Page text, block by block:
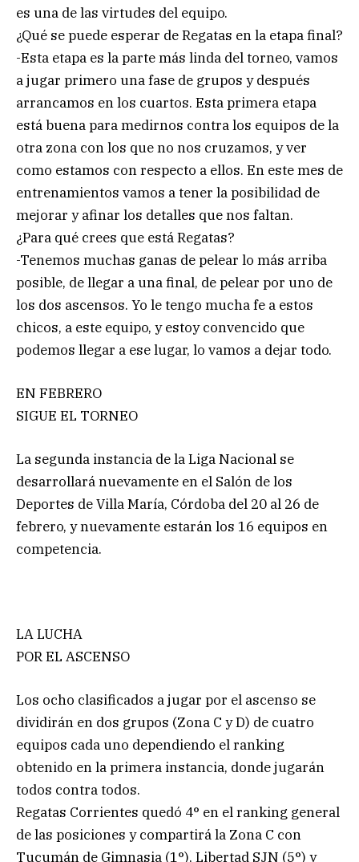
es una de las virtudes del equipo.
¿Qué se puede esperar de Regatas en la etapa final?
-Esta etapa es la parte más linda del torneo, vamos
a jugar primero una fase de grupos y después
arrancamos en los cuartos. Esta primera etapa
está buena para medirnos contra los equipos de la
otra zona con los que no nos cruzamos, y ver
como estamos con respecto a ellos. En este mes de
entrenamientos vamos a tener la posibilidad de
mejorar y afinar los detalles que nos faltan.
¿Para qué crees que está Regatas?
-Tenemos muchas ganas de pelear lo más arriba
posible, de llegar a una final, de pelear por uno de
los dos ascensos. Yo le tengo mucha fe a estos
chicos, a este equipo, y estoy convencido que
podemos llegar a ese lugar, lo vamos a dejar todo.
EN FEBRERO
SIGUE EL TORNEO
La segunda instancia de la Liga Nacional se
desarrollará nuevamente en el Salón de los
Deportes de Villa María, Córdoba del 20 al 26 de
febrero, y nuevamente estarán los 16 equipos en
competencia.
LA LUCHA
POR EL ASCENSO
Los ocho clasificados a jugar por el ascenso se
dividirán en dos grupos (Zona C y D) de cuatro
equipos cada uno dependiendo el ranking
obtenido en la primera instancia, donde jugarán
todos contra todos.
Regatas Corrientes quedó 4° en el ranking general
de las posiciones y compartirá la Zona C con
Tucumán de Gimnasia (1°), Libertad SJN (5°) y